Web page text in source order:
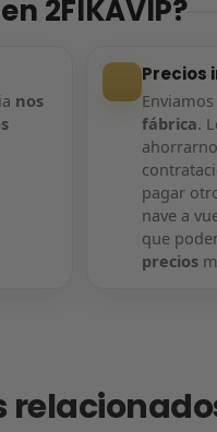
2FIKAVIP?
nos
Precios
Enviamos
fábrica.
pagar
nave a
que
precios